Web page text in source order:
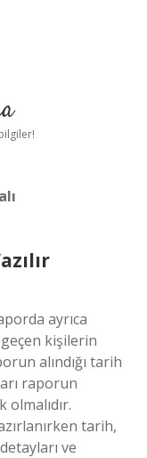
ayrıca
kişilerin
alındığı tarih
raporun
tarih,
ve